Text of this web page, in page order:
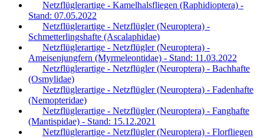
Netzflüglerartige - Kamelhalsfliegen (Raphidioptera) -
Stand: 07.05.2022
Netzflüglerartige - Netzflügler (Neuroptera) -
Schmetterlingshafte (Ascalaphidae)
Netzflüglerartige - Netzflügler (Neuroptera) -
Ameisenjungfern (Myrmeleontidae) - Stand: 11.03.2022
Netzflüglerartige - Netzflügler (Neuroptera) - Bachhafte
(Osmylidae)
Netzflüglerartige - Netzflügler (Neuroptera) - Fadenhafte
(Nemopteridae)
Netzflüglerartige - Netzflügler (Neuroptera) - Fanghafte
(Mantispidae) - Stand: 15.12.2021
Netzflüglerartige - Netzflügler (Neuroptera) - Florfliegen